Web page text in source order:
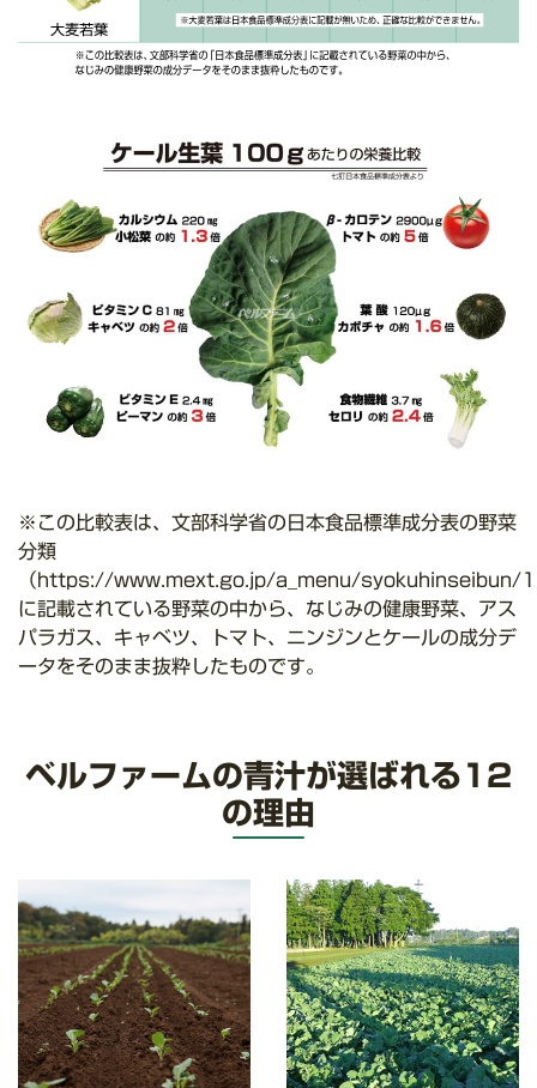
※この比較表は、文部科学省の日本食品標準成分表の野菜
分類
（https://www.mext.go.jp/a_menu/
に記載されている野菜の中から、なじみの健康野菜、アス
パラガス、キャベツ、トマト、ニンジンとケールの成分デ
ータをそのまま抜粋したものです。
ベルファームの青汁が選ばれる12
の理由